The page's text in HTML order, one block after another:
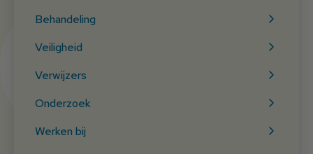
Behandeling
Veiligheid
Verwijzers
Onderzoek
Werken bij